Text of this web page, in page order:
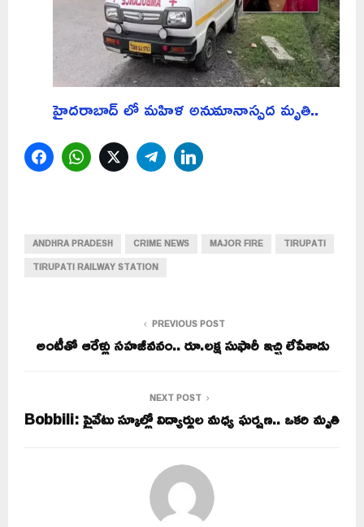
హైదరాబాద్ లో మహిళ అనుమానాస్పద మృతి..
FacebookWhatsAppTwitterTelegram
ANDHRA PRADESH CRIME NEWS MAJOR FIRE
TIRUPATI
TIRUPATI RAILWAY STATION
PREVIOUS POST
అంటీతో ఆరేళ్లు సహజీవనం.. రూ.లక్ష సుఫారీ ఇచ్చి లేపేశాడు
NEXT POST
Bobbili: ప్రైవేటు స్కూల్లో విద్యార్థుల మధ్య ఘర్షణ.. ఒకరి మృతి